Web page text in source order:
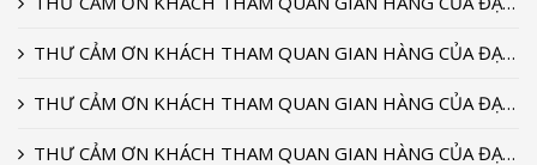
THƯ CẢM ƠN KHÁCH THAM QUAN GIAN HÀNG CỦA ĐẠI DƯƠNG CERAMIC TẠI TRIỂN LÃM VIETBUILD T9-2020
THƯ CẢM ƠN KHÁCH THAM QUAN GIAN HÀNG CỦA ĐẠI DƯƠNG CERAMIC TẠI TRIỂN LÃM VIETBUILD T9-2018
THƯ CẢM ƠN KHÁCH THAM QUAN GIAN HÀNG CỦA ĐẠI DƯƠNG CERAMIC TẠI TRIỂN LÃM VIETBUILD 2018